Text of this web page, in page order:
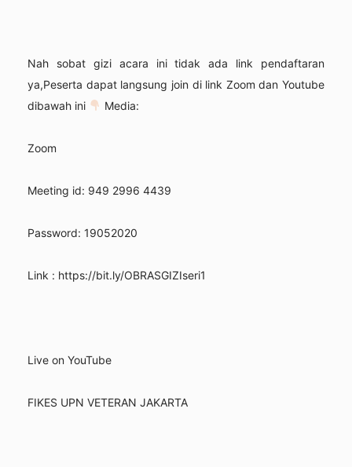
Nah sobat gizi acara ini tidak ada link pendaftaran
ya,Peserta dapat langsung join di link Zoom dan Youtube
dibawah ini
Media:
Zoom
Meeting id: 949 2996 4439
Password: 19052020
Link : https://bit.ly/OBRASGIZIseri1
Live on YouTube
FIKES UPN VETERAN JAKARTA